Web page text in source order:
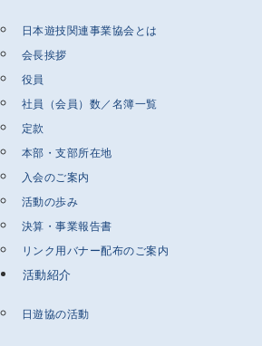
日本遊技関連事業協会とは
会長挨拶
役員
社員（会員）数／名簿一覧
定款
本部・支部所在地
入会のご案内
活動の歩み
決算・事業報告書
リンク用バナー配布のご案内
活動紹介
日遊協の活動